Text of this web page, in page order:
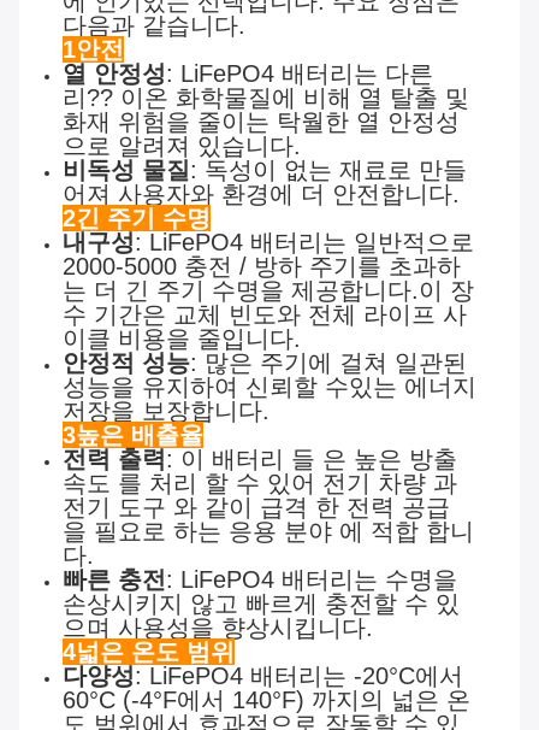
다음과 같습니다.
1안전
열 안정성: LiFePO4 배터리는 다른
리?? 이온 화학물질에 비해 열 탈출 및
화재 위험을 줄이는 탁월한 열 안정성
으로 알려져 있습니다.
비독성 물질: 독성이 없는 재료로 만들
어져 사용자와 환경에 더 안전합니다.
2긴 주기 수명
내구성: LiFePO4 배터리는 일반적으로
2000-5000 충전 / 방하 주기를 초과하
는 더 긴 주기 수명을 제공합니다.이 장
수 기간은 교체 빈도와 전체 라이프 사
이클 비용을 줄입니다.
안정적 성능: 많은 주기에 걸쳐 일관된
성능을 유지하여 신뢰할 수있는 에너지
저장을 보장합니다.
3높은 배출율
전력 출력: 이 배터리 들 은 높은 방출
속도 를 처리 할 수 있어 전기 차량 과
전기 도구 와 같이 급격 한 전력 공급
을 필요로 하는 응용 분야 에 적합 합니
다.
빠른 충전: LiFePO4 배터리는 수명을
손상시키지 않고 빠르게 충전할 수 있
으며 사용성을 향상시킵니다.
4넓은 온도 범위
다양성: LiFePO4 배터리는 -20°C에서
60°C (-4°F에서 140°F) 까지의 넓은 온
도 범위에서 효과적으로 작동할 수 있